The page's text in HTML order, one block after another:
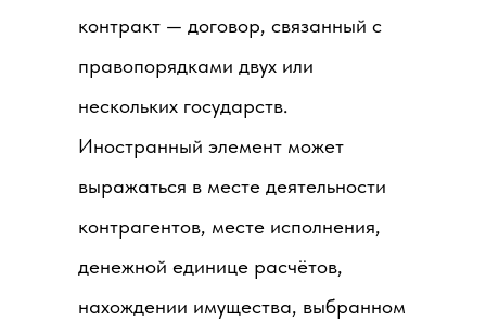
контракт — договор, связанный с
правопорядками двух или
нескольких государств.
Иностранный элемент может
выражаться в месте деятельности
контрагентов, месте исполнения,
денежной единице расчётов,
нахождении имущества, выбранном